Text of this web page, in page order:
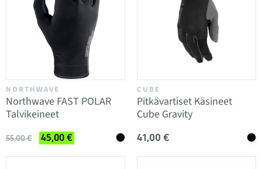
NORTHWAVE
Northwave FAST POLAR
Talvikeineet
55,00 € 45,00 €
CUBE
Pitkävartiset Käsineet
Cube Gravity
41,00 €